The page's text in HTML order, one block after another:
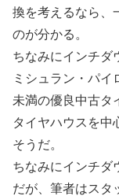
換を考えるなら、
のが分かる。
ちなみにインチダ
ミシュラン・パ
未満の優良中古タ
タイヤハウスを中
そうだ。
ちなみにインチダ
だが、筆者はスタ